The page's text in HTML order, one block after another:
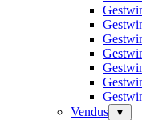
Vendus
▼